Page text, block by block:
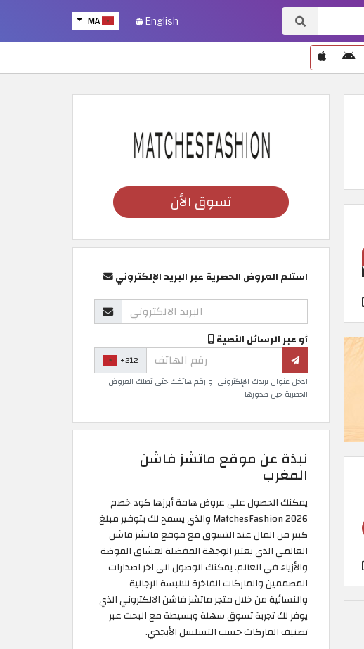
MA English
تسوق الأن
استلم العروض الحصرية عبر البريد الإلكتروني
أو عبر الرسائل النصية
+212
ادخل عنوان بريدك الإلكتروني او رقم هاتفك حتى تصلك العروض
الحصرية حين صدورها
نبذة عن موقع ماتشز فاشن
المغرب
يمكنك الحصول على عروض هامة أبرزها كود خصم
MatchesFashion 2026 والذي يسمح لك بتوفير مبلغ
كبير من المال عند التسوق مع موقع ماتشز فاشن
العالمي الذي يعتبر الوجهة المفضلة لعشاق الموضة
والأزياء في العالم. يمكنك الوصول الى اخر اصدارات
المصممين والماركات الفاخرة للالبسة الرجالية
والنسائية من خلال متجر ماتشز فاشن الالكتروني الذي
يوفر لك تجربة تسوق سهلة وبسيطة مع البحث عبر
تصنيف الماركات حسب التسلسل الأبجدي.